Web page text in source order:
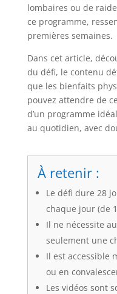
lombaires ou de
ce programme,
premières semaines.
Dans cet article,
du défi, le contenu
que les bienfaits
pouvez attendre de
d’un programme
au quotidien, avec
À retenir :
Le défi dure 28
chaque jour (de
Il ne nécessite
seulement une
Il est accessible
ou en
Les vidéos sont